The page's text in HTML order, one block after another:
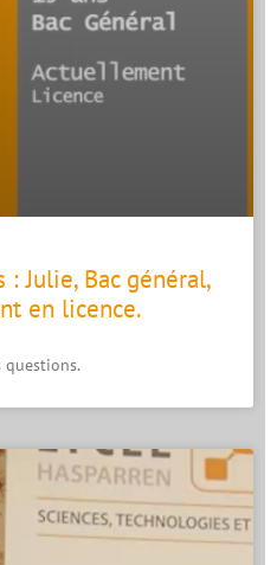
: Julie, Bac général,
en licence.
questions.